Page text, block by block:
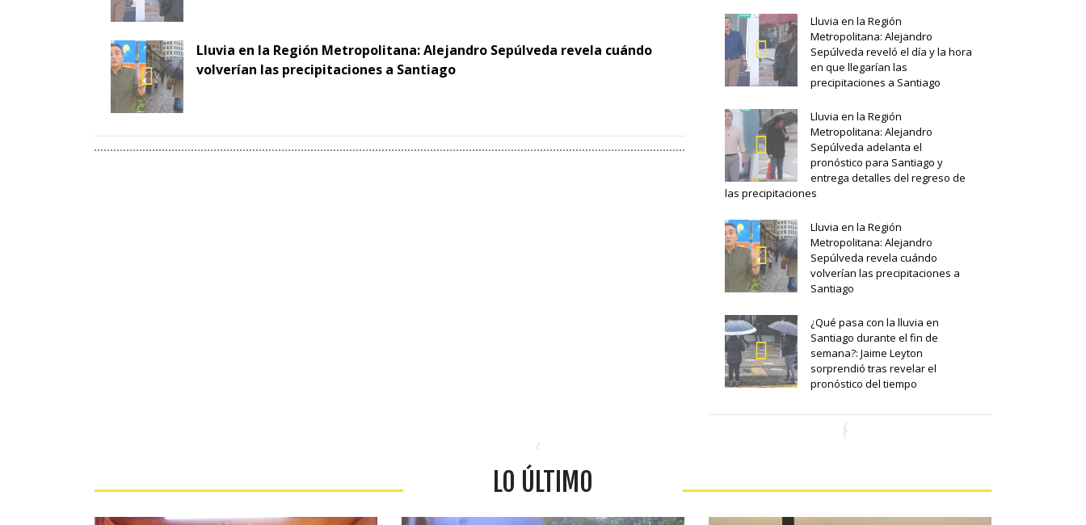
Lluvia en la Región Metropolitana: Alejandro Sepúlveda revela cuándo
volverían las precipitaciones a Santiago
Lluvia en la Región
Metropolitana: Alejandro
Sepúlveda reveló el día y la hora
en que llegarían las
precipitaciones a Santiago
Lluvia en la Región
Metropolitana: Alejandro
Sepúlveda adelanta el
pronóstico para Santiago y
entrega detalles del regreso de
las precipitaciones
Lluvia en la Región
Metropolitana: Alejandro
Sepúlveda revela cuándo
volverían las precipitaciones a
Santiago
¿Qué pasa con la lluvia en
Santiago durante el fin de
semana?: Jaime Leyton
sorprendió tras revelar el
pronóstico del tiempo
LO ÚLTIMO